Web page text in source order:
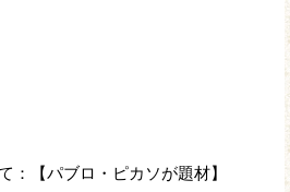
：【パブロ・ピカソが題材】